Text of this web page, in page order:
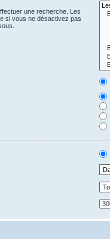
une recherche. Les
si vous ne désactivez pas